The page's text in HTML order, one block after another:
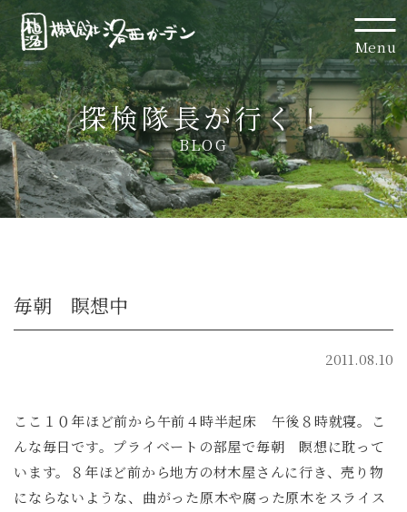
Menu
探検隊長が行く！
BLOG
毎朝 瞑想中
2011.08.10
ここ１０年ほど前から午前４時半起床 午後８時就寝。こ
んな毎日です。プライベートの部屋で毎朝 瞑想に耽って
います。８年ほど前から地方の材木屋さんに行き、売り物
にならないような、曲がった原木や腐った原木をスライス